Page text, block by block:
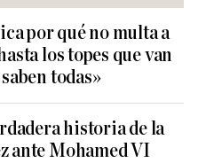
por qué no multa a
los topes que van
todas»
historia de la
ante Mohamed VI